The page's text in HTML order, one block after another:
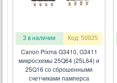
3 в наличии Код: 50025
Canon Pixma G3410, G3411
микросхемы 25Q64 (25L64) и
25Q16 со сброшенными
счетчиками памперса